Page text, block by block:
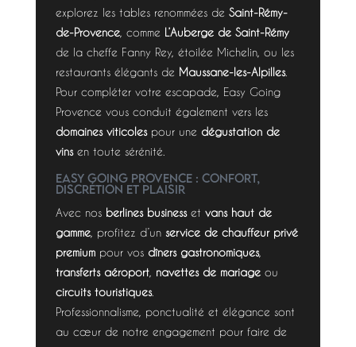
explorez les tables renommées de Saint-Rémy-
de-Provence, comme L’Auberge de Saint-Rémy
de la cheffe Fanny Rey, étoilée Michelin, ou les
restaurants élégants de Maussane-les-Alpilles.
Pour compléter votre escapade, Easy Going
Provence vous conduit également vers les
domaines viticolespour une dégustation de
vinsen toute sérénité.
Easy Going Provence : confort,
discrétion et plaisir
Avec nos berlines businesset vans haut de
gamme, profitez d’un service de chauffeur privé
premiumpour vos dîners gastronomiques,
transferts aéroport, navettes de mariageou
circuits touristiques.
Professionnalisme, ponctualité et élégance sont
au cœur de notre engagement pour faire de